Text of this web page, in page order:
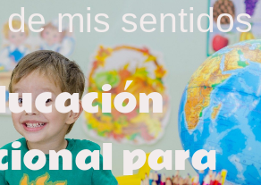
mis sentidos
para